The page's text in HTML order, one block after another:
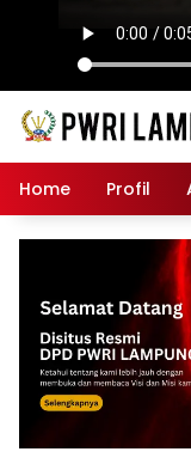
Home Profil